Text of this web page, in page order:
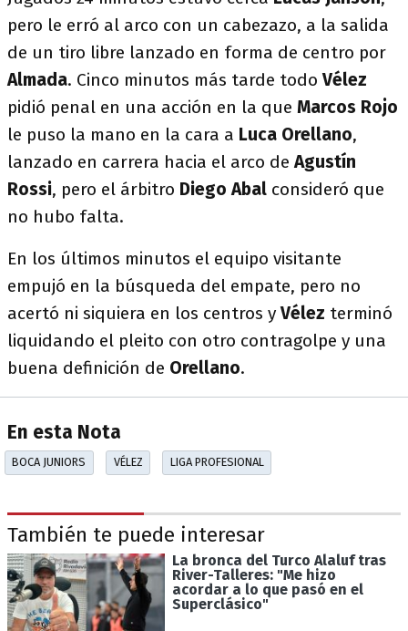
pero le erró al arco con un cabezazo, a la salida
de un tiro libre lanzado en forma de centro por
Almada. Cinco minutos más tarde todoVélez
pidió penal en una acción en la que Marcos Rojo
le puso la mano en la cara a Luca Orellano,
lanzado en carrera hacia el arco deAgustín
Rossi, pero el árbitro Diego Abal consideró que
no hubo falta.
En los últimos minutos el equipo visitante
empujó en la búsqueda del empate, pero no
acertó ni siquiera en los centros yVélez terminó
liquidando el pleito con otro contragolpe y una
buena definición de Orellano.
En esta Nota
BOCA JUNIORS VÉLEZ LIGA PROFESIONAL
También te puede interesar
La bronca del Turco Alaluf tras
River-Talleres: "Me hizo
acordar a lo que pasó en el
Superclásico"